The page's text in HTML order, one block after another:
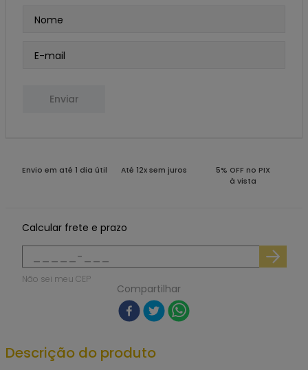
Enviar
Envio em até 1 dia útil Até 12x sem juros
5% OFF no PIX
à vista
Calcular frete e prazo
Não sei meu CEP
Compartilhar
Descrição do produto